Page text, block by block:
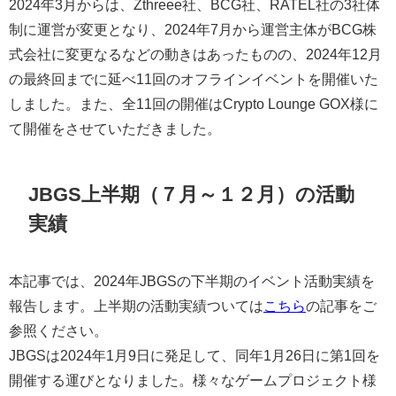
2024年3月からは、Zthreee社、BCG社、RATEL社の3社体
制に運営が変更となり、2024年7月から運営主体がBCG株
式会社に変更なるなどの動きはあったものの、2024年12月
の最終回までに延べ11回のオフラインイベントを開催いた
しました。また、全11回の開催はCrypto Lounge GOX様に
て開催をさせていただきました。
JBGS上半期（７月～１２月）の活動
実績
本記事では、2024年JBGSの下半期のイベント活動実績を
報告します。上半期の活動実績ついては こちらの記事をご
参照ください。
JBGSは2024年1月9日に発足して、同年1月26日に第1回を
開催する運びとなりました。様々なゲームプロジェクト様